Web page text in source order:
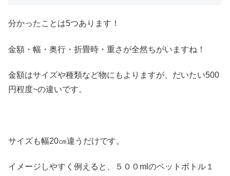
分かったことは5つあります！
金額・幅・奥行・折畳時・重さが全然ちがいますね！
金額はサイズや種類など物にもよりますが、だいたい500
円程度~の違いです。
サイズも幅20㎝違うだけです。
イメージしやすく例えると、５００mlのペットボトル１